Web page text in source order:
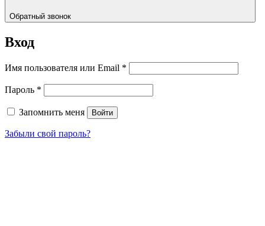
Обратный звонок
Вход
Имя пользователя или Email *
Пароль *
Запомнить меня Войти
Забыли свой пароль?